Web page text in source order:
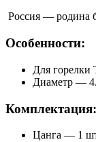
Россия — родина
Особенности:
Для горелки
Диаметр —
Комплектация:
Цанга — 1